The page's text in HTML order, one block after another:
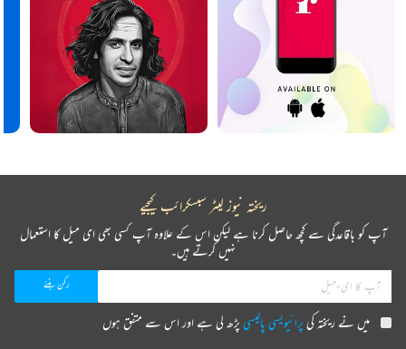
ریختہ نیوز لیٹر سبسکرائب کیجیے
آپ کو باقاعدگی سے کچھ حاصل کرنا ہے لیکن اس کے علاوہ آپ کسی بھی ای میل کا استعمال
نہیں کرتے ہیں۔
میں نے ریختہ کی پرائیویسی پالیسی پڑھ لی ہے اور اس سے متفق ہوں